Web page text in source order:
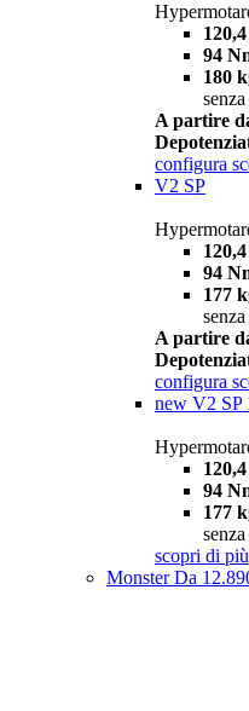
94
180
A partire
configura
V2 SP
94
177
A partire
configura
new V2 SP
94
177
scopri di più
MonsterDa